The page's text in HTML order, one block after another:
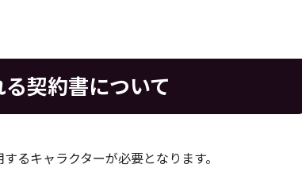
契約書について
るキャラクターが必要となります。